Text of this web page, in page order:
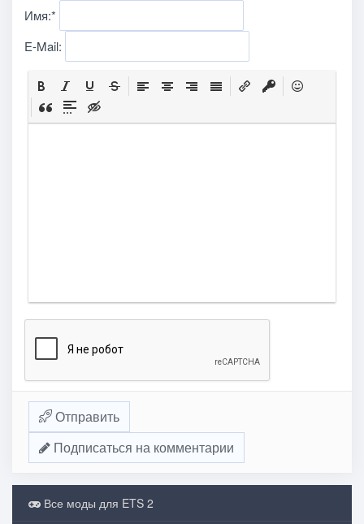
Имя:*
E-Mail:
Отправить
Подписаться на комментарии
Все моды для ETS 2